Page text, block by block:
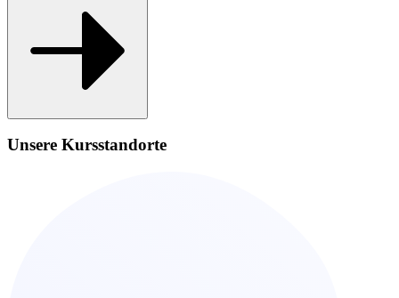
Unsere Kursstandorte